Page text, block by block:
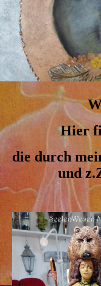
Hier
die durch
und